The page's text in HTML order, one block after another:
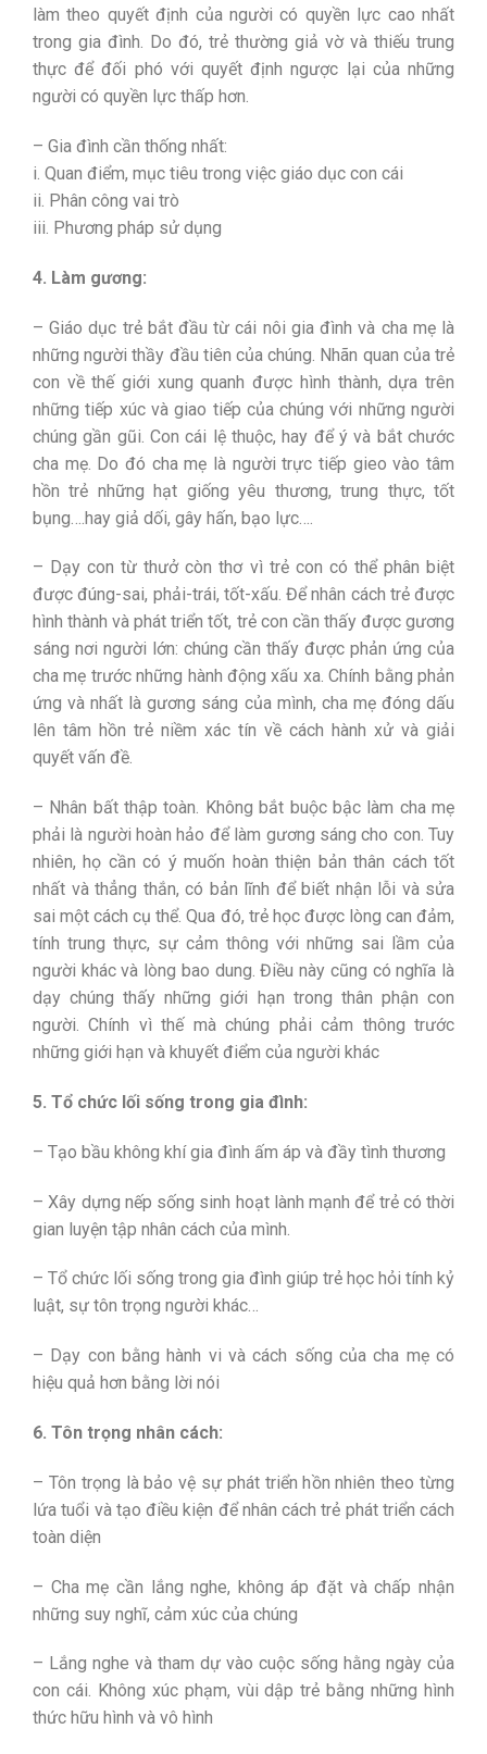
làm theo quyết định của người có quyền lực cao nhất
trong gia đình. Do đó, trẻ thường giả vờ và thiếu trung
thực để đối phó với quyết định ngược lại của những
người có quyền lực thấp hơn.
– Gia đình cần thống nhất:
i. Quan điểm, mục tiêu trong việc giáo dục con cái
ii. Phân công vai trò
iii. Phương pháp sử dụng
4. Làm gương:
– Giáo dục trẻ bắt đầu từ cái nôi gia đình và cha mẹ là
những người thầy đầu tiên của chúng. Nhãn quan của trẻ
con về thế giới xung quanh được hình thành, dựa trên
những tiếp xúc và giao tiếp của chúng với những người
chúng gần gũi. Con cái lệ thuộc, hay để ý và bắt chước
cha mẹ. Do đó cha mẹ là người trực tiếp gieo vào tâm
hồn trẻ những hạt giống yêu thương, trung thực, tốt
bụng….hay giả dối, gây hấn, bạo lực….
– Dạy con từ thưở còn thơ vì trẻ con có thể phân biệt
được đúng-sai, phải-trái, tốt-xấu. Để nhân cách trẻ được
hình thành và phát triển tốt, trẻ con cần thấy được gương
sáng nơi người lớn: chúng cần thấy được phản ứng của
cha mẹ trước những hành động xấu xa. Chính bằng phản
ứng và nhất là gương sáng của mình, cha mẹ đóng dấu
lên tâm hồn trẻ niềm xác tín về cách hành xử và giải
quyết vấn đề.
– Nhân bất thập toàn. Không bắt buộc bậc làm cha mẹ
phải là người hoàn hảo để làm gương sáng cho con. Tuy
nhiên, họ cần có ý muốn hoàn thiện bản thân cách tốt
nhất và thẳng thắn, có bản lĩnh để biết nhận lỗi và sửa
sai một cách cụ thể. Qua đó, trẻ học được lòng can đảm,
tính trung thực, sự cảm thông với những sai lầm của
người khác và lòng bao dung. Điều này cũng có nghĩa là
dạy chúng thấy những giới hạn trong thân phận con
người. Chính vì thế mà chúng phải cảm thông trước
những giới hạn và khuyết điểm của người khác
5. Tổ chức lối sống trong gia đình:
– Tạo bầu không khí gia đình ấm áp và đầy tình thương
– Xây dựng nếp sống sinh hoạt lành mạnh để trẻ có thời
gian luyện tập nhân cách của mình.
– Tổ chức lối sống trong gia đình giúp trẻ học hỏi tính kỷ
luật, sự tôn trọng người khác…
– Dạy con bằng hành vi và cách sống của cha mẹ có
hiệu quả hơn bằng lời nói
6. Tôn trọng nhân cách:
– Tôn trọng là bảo vệ sự phát triển hồn nhiên theo từng
lứa tuổi và tạo điều kiện để nhân cách trẻ phát triển cách
toàn diện
– Cha mẹ cần lắng nghe, không áp đặt và chấp nhận
những suy nghĩ, cảm xúc của chúng
– Lắng nghe và tham dự vào cuộc sống hằng ngày của
con cái. Không xúc phạm, vùi dập trẻ bằng những hình
thức hữu hình và vô hình